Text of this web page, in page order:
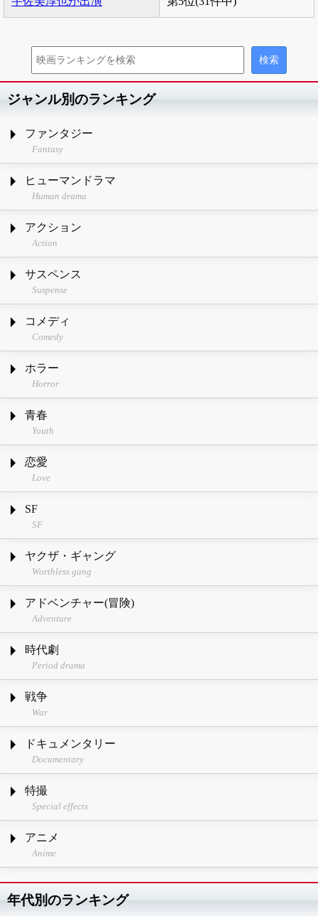
ジャンル別のランキング
ファンタジー
Fantasy
ヒューマンドラマ
Human drama
アクション
Action
サスペンス
Suspense
コメディ
Comedy
ホラー
Horror
青春
Youth
恋愛
Love
SF
SF
ヤクザ・ギャング
Worthless gang
アドベンチャー(冒険)
Adventure
時代劇
Period drama
戦争
War
ドキュメンタリー
Documentary
特撮
Special effects
アニメ
Anime
年代別のランキング